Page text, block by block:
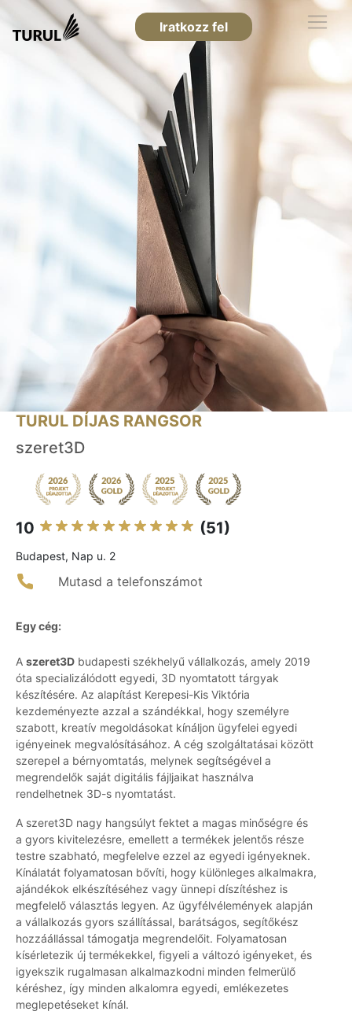
Iratkozz fel
TURUL DÍJAS RANGSOR
szeret3D
10 (51)
Budapest, Nap u. 2
Mutasd a telefonszámot
Egy cég:
A szeret3D budapesti székhelyű vállalkozás, amely 2019
óta specializálódott egyedi, 3D nyomtatott tárgyak
készítésére. Az alapítást Kerepesi-Kis Viktória
kezdeményezte azzal a szándékkal, hogy személyre
szabott, kreatív megoldásokat kínáljon ügyfelei egyedi
igényeinek megvalósításához. A cég szolgáltatásai között
szerepel a bérnyomtatás, melynek segítségével a
megrendelők saját digitális fájljaikat használva
rendelhetnek 3D-s nyomtatást.
A szeret3D nagy hangsúlyt fektet a magas minőségre és
a gyors kivitelezésre, emellett a termékek jelentős része
testre szabható, megfelelve ezzel az egyedi igényeknek.
Kínálatát folyamatosan bővíti, hogy különleges alkalmakra,
ajándékok elkészítéséhez vagy ünnepi díszítéshez is
megfelelő választás legyen. Az ügyfélvélemények alapján
a vállalkozás gyors szállítással, barátságos, segítőkész
hozzáállással támogatja megrendelőit. Folyamatosan
kísérletezik új termékekkel, figyeli a változó igényeket, és
igyekszik rugalmasan alkalmazkodni minden felmerülő
kéréshez, így minden alkalomra egyedi, emlékezetes
meglepetéseket kínál.